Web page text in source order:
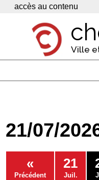
Panneau de gestion des cookies
accès au contenu
Ville
Economie
Services
Contacts
21/07/
«
Précédent
21
Juil.